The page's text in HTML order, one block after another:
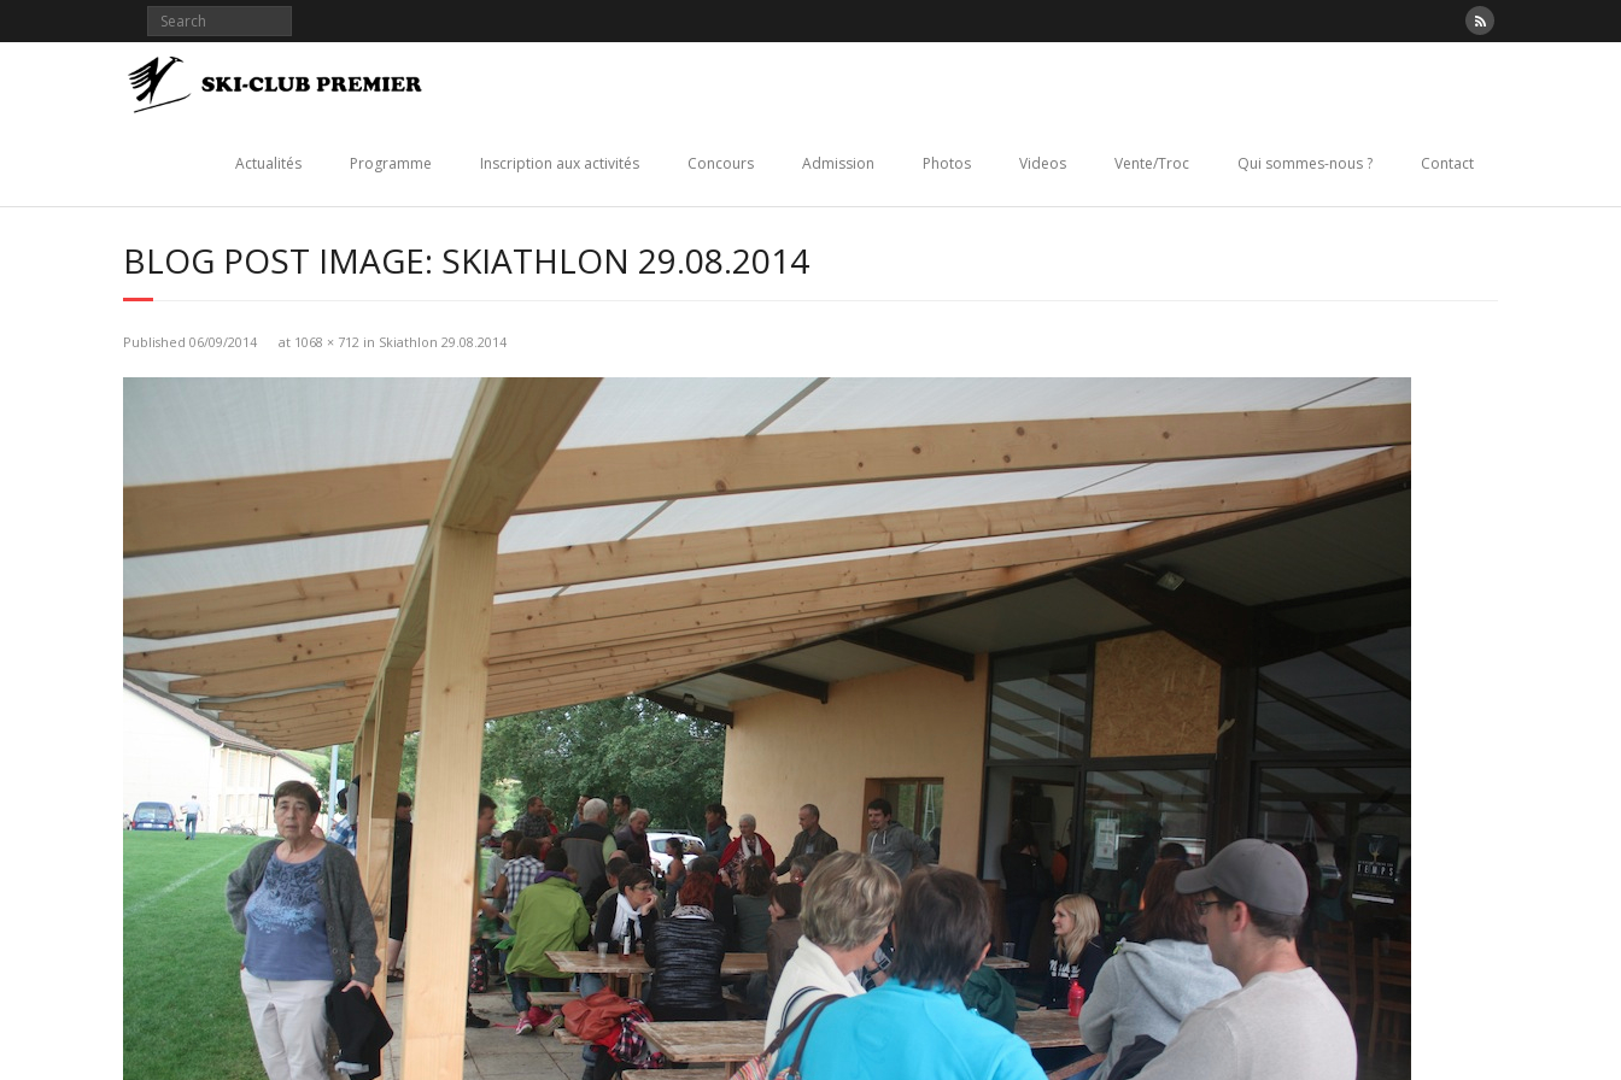
Actualités Programme Inscription aux activités Concours Admission Photos Videos Vente/Troc Qui sommes-nous ? Contact
BLOG POST IMAGE: SKIATHLON 29.08.2014
Published 06/09/2014 at 1068 × 712 in Skiathlon 29.08.2014